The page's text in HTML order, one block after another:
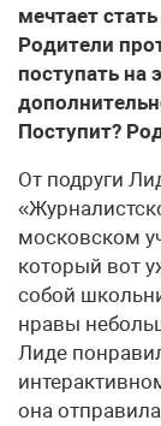
мечтает
Родители
поступать на
Поступит?
От подруги
московском
который вот
собой
нравы
Лиде
она